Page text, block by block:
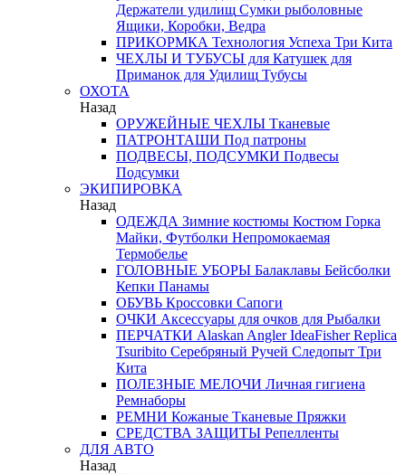
Держатели удилищ Сумки рыболовные
Ящики, Коробки, Ведра
ПРИКОРМКА Технология Успеха Три Кита
ЧЕХЛЫ И ТУБУСЫ для Катушек для
Приманок для Удилищ Тубусы
ОХОТА
Назад
ОРУЖЕЙНЫЕ ЧЕХЛЫ Тканевые
ПАТРОНТАШИ Под патроны
ПОДВЕСЫ, ПОДСУМКИ Подвесы
Подсумки
ЭКИПИРОВКА
Назад
ОДЕЖДА Зимние костюмы Костюм Горка
Майки, Футболки Непромокаемая
Термобелье
ГОЛОВНЫЕ УБОРЫ Балаклавы Бейсболки
Кепки Панамы
ОБУВЬ Кроссовки Сапоги
ОЧКИ Аксессуары для очков для Рыбалки
ПЕРЧАТКИ Alaskan AnglerIdeaFisherReplica
Tsuribito Серебряный Ручей Следопыт Три
Кита
ПОЛЕЗНЫЕ МЕЛОЧИ Личная гигиена
Ремнаборы
РЕМНИ Кожаные Тканевые Пряжки
СРЕДСТВА ЗАЩИТЫ Репелленты
ДЛЯ АВТО
Назад